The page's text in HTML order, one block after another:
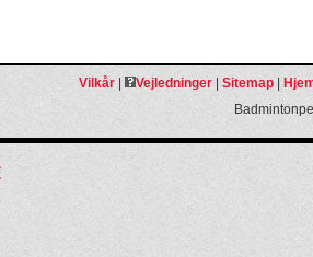
Vilkår| Vejledninger| Sitemap|